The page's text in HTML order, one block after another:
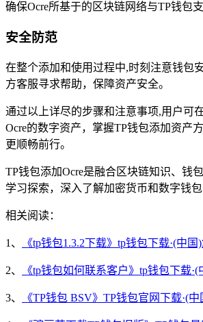
确保Ocre所基于的区块链网络与TP钱包
安全防范
在整个添加和使用过程中,时刻注意钱包
方客服寻求帮助，保障资产安全。
通过以上详尽的步骤和注意事项,用户可
Ocre的数字资产，掌握TP钱包添加资产
更顺畅前行。
TP钱包添加Ocre是融合区块链知识、钱
学习探索，深入了解加密货币和数字钱
相关阅读：
1、 《tp钱包1.3.2下载》tp钱包下载·(中
2、 《tp钱包如何联系客户》tp钱包下载
3、 《TP钱包 BSV》TP钱包官网下载·(